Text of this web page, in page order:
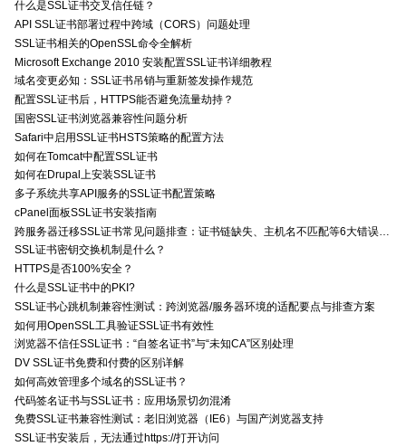
什么是SSL证书交叉信任链？
API SSL证书部署过程中跨域（CORS）问题处理
SSL证书相关的OpenSSL命令全解析
Microsoft Exchange 2010 安装配置SSL证书详细教程
域名变更必知：SSL证书吊销与重新签发操作规范
配置SSL证书后，HTTPS能否避免流量劫持？
国密SSL证书浏览器兼容性问题分析
Safari中启用SSL证书HSTS策略的配置方法
如何在Tomcat中配置SSL证书
如何在Drupal上安装SSL证书
多子系统共享API服务的SSL证书配置策略
cPanel面板SSL证书安装指南
SSL证书密钥交换机制是什么？
HTTPS是否100%安全？
什么是SSL证书中的PKI?
SSL证书心跳机制兼容性测试：跨浏览器/服务器环境的适配要点与排查方案
如何用OpenSSL工具验证SSL证书有效性
浏览器不信任SSL证书：“自签名证书”与“未知CA”区别处理
DV SSL证书免费和付费的区别详解
如何高效管理多个域名的SSL证书？
代码签名证书与SSL证书：应用场景切勿混淆
免费SSL证书兼容性测试：老旧浏览器（IE6）与国产浏览器支持
SSL证书安装后，无法通过https://打开访问